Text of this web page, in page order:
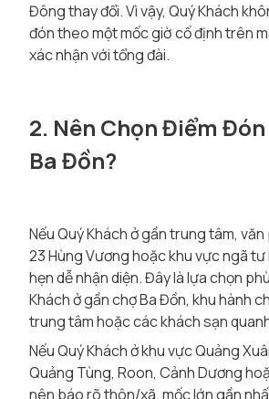
Đông thay đổi. Vì vậy, Quý Khách
đón theo một mốc giờ cố định trên
xác nhận với tổng đài.
2. Nên Chọn Điểm
Ba Đồn?
Nếu Quý Khách ở gần trung tâm,
23 Hùng Vương hoặc khu vực ngã tư
hẹn dễ nhận diện. Đây là lựa chọn
Khách ở gần chợ Ba Đồn, khu hành
trung tâm hoặc các khách sạn
Nếu Quý Khách ở khu vực Quảng
Quảng Tùng, Roon, Cảnh Dương
nên báo rõ thôn/xã, mốc lớn gần